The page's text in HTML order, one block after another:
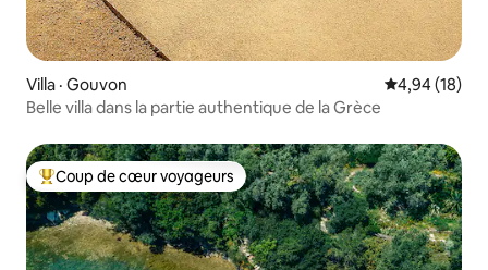
Villa · Gouvon Note
4,94 (18)
Belle villa dans la partie authentique de la Grèce
Coup de cœur voyageurs parmi les plus aimés
Coup de cœur voyageurs